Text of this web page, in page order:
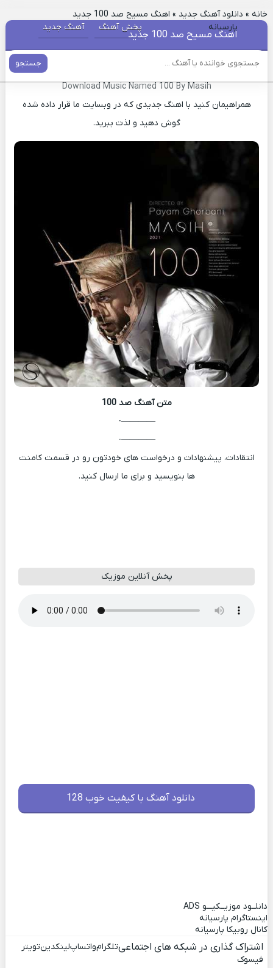
پارسیانه پخش آهنگ آهنگ جدید
جستجو
خانه» دانلود آهنگ جدید » اهنگ مسیح صد 100 جدید
اهنگ مسیح صد 100 جدید
دانلود آهنگ جدید صد 100 مسیح
Download Music Named 100 By Masih
همراهیمان کنید با اهنگ جدیدی که در وبسایت ما قرار داده شده
گوش دهید و لذت ببرید.
متن آهنگ صد 100
————-
————-
انتقادات، پیشنهادات و درخواست های خودتون رو در قسمت کامنت
ها بنویسید و برای ما ارسال کنید.
پخش آنلاین موزیک
دانلود آهنگ با کیفیت خوب 128
دانلــود موزیــکیـــو ADS
اینستاگرام پارسیانه
کانال روبیکا پارسیانه
اشتراک گذاری در شبکه های اجتماعیتلگرامواتساپلینکدینتویتر
فیسوک